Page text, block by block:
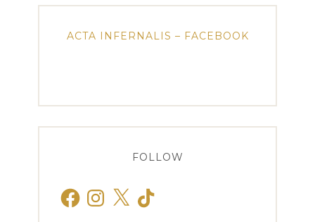
ACTA INFERNALIS – FACEBOOK
FOLLOW
FacebookInstagram
X TikTok